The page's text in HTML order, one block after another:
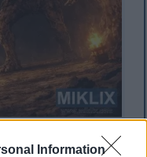
Information
ナイフの鎧をまと